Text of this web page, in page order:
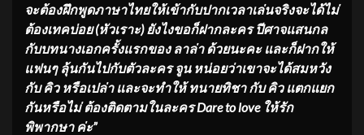
จะต้องฝึกพูดภาษาไทยให้เข้ากับปากเวลาเล่นจริงจะได้ไม่
ต้องเทคบ่อย (หัวเราะ) ยังไงขอก็ฝากละคร ปีศาจแสนกล
กับบทนางเอกครั้งแรกของ ลาล่า ด้วยนะคะ และก็ฝากให้
แฟนๆ ลุ้นกันไปกับตัวละคร จูน หน่อยว่าเขาจะได้สมหวัง
กับ คิว หรือเปล่า และจะทำให้ ทนายทิชา กับ คิว แตกแยก
กันหรือไม่ ต้องติดตามในละครDare to love ให้รัก
พิพากษา ค่ะ”